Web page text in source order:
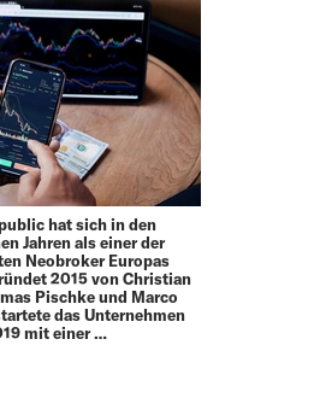
hat sich in den
Jahren als einer der
Neobroker Europas
2015 von Christian
Pischke und Marco
das Unternehmen
mit einer …